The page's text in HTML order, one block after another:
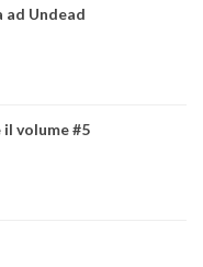
ad Undead
volume #5